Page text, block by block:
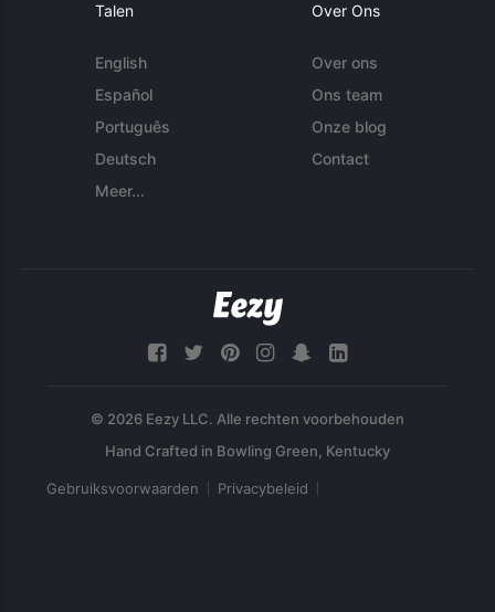
Talen
English
Español
Português
Deutsch
Meer...
Over Ons
Over ons
Ons team
Onze blog
Contact
© 2026 Eezy LLC. Alle rechten voorbehouden
Gebruiksvoorwaarden Privacybeleid